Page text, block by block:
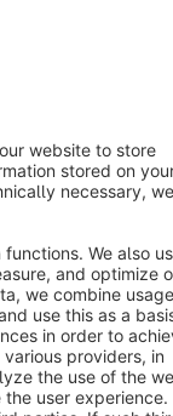
value-added tax